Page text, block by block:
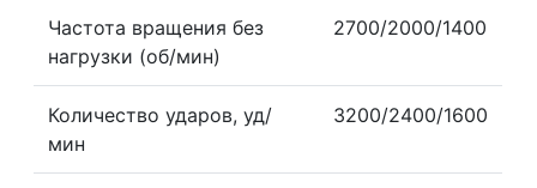
Частота вращения без
нагрузки (об/мин)
2700/2000/1400
Количество ударов, уд/
мин
3200/2400/1600